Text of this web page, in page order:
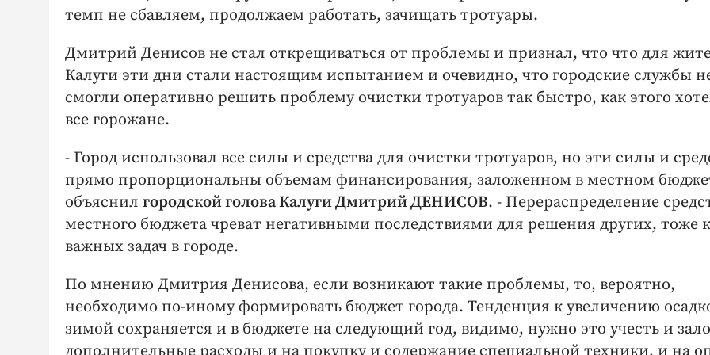
темп не сбавляем, продолжаем работать, зачищать тротуары.
Дмитрий Денисов не стал открещиваться от проблемы и признал, что что для
Калуги эти дни стали настоящим испытанием и очевидно, что городские службы
смогли оперативно решить проблему очистки тротуаров так быстро, как этого
все горожане.
- Город использовал все силы и средства для очистки тротуаров, но эти силы и
прямо пропорциональны объемам финансирования, заложенном в местном
объяснил городской голова Калуги Дмитрий ДЕНИСОВ. - Перераспределение
местного бюджета чреват негативными последствиями для решения других, тоже
важных задач в городе.
По мнению Дмитрия Денисова, если возникают такие проблемы, то, вероятно,
необходимо по-иному формировать бюджет города. Тенденция к увеличению
зимой сохраняется и в бюджете на следующий год, видимо, нужно это учесть и